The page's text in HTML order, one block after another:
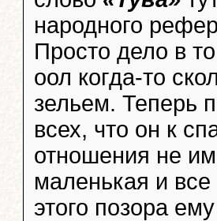
народного
Просто дело в
оол когда-то
зельем. Теперь
всех, что он к
отношения не
маленькая и
этого позора